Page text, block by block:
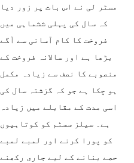
مسٹر لی نے اس بات پر زور دیا
کہ سال کی پہلی ششماہی میں
فروخت کا کام آسانی سے آگے
بڑھا ہے اور سالانہ فروخت کے
منصوبے کا نصف سے زیادہ مکمل
ہو چکا ہے جو کہ گزشتہ سال کی
اسی مدت کے مقابلے میں زیادہ
ہے۔ سیلز سسٹم کو کوتاہیوں
کو پورا کرنے اور لمبے لمبے
حصے بنانے کے لیے جاری رکھنے